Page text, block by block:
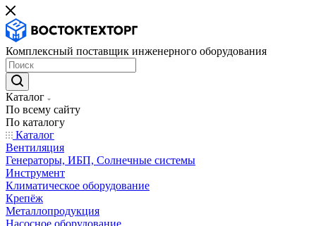
Комплексный поставщик инженерного оборудования
Каталог
По всему сайту
По каталогу
Каталог
Вентиляция
Генераторы, ИБП, Солнечные системы
Инструмент
Климатическое оборудование
Крепёж
Металлопродукция
Насосное оборудование